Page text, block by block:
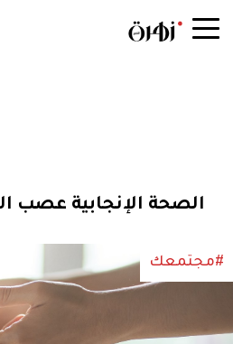
الصحة الإنجابية عصب
#مجتمعك